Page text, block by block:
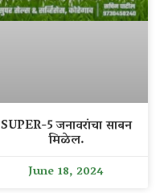
SUPER-5 जनावरांचा साबन
मिळेल.
June 18, 2024